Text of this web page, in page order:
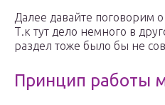
Далее давайте поговорим
Т.к тут дело немного в
раздел тоже было бы не
Принцип работы